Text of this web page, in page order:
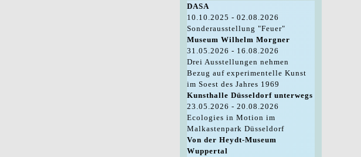
DASA
10.10.2025 - 02.08.2026
Sonderausstellung "Feuer"
Museum Wilhelm Morgner
31.05.2026 - 16.08.2026
Drei Ausstellungen nehmen
Bezug auf experimentelle Kunst
im Soest des Jahres 1969
Kunsthalle Düsseldorf unterwegs
23.05.2026 - 20.08.2026
Ecologies in Motion im
Malkastenpark Düsseldorf
Von der Heydt-Museum
Wuppertal